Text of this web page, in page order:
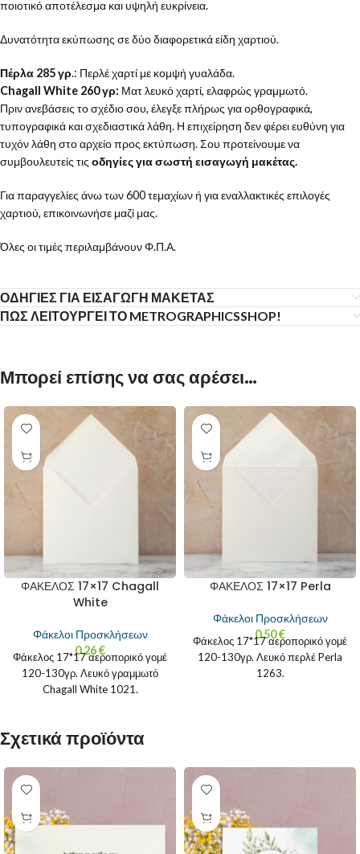
ποιοτικό αποτέλεσμα και υψηλή ευκρίνεια.
Δυνατότητα εκύπωσης σε δύο διαφορετικά είδη χαρτιού.
Πέρλα 285 γρ.: Περλέ χαρτί με κομψή γυαλάδα.
Chagall White 260 γρ: Ματ λευκό χαρτί, ελαφρώς γραμμωτό.
Πριν ανεβάσεις το σχέδιο σου, έλεγξε πλήρως για ορθογραφικά,
τυπογραφικά και σχεδιαστικά λάθη. Η επιχείρηση δεν φέρει ευθύνη για
τυχόν λάθη στο αρχείο προς εκτύπωση. Σου προτείνουμε να
συμβουλευτείς τις οδηγίες για σωστή εισαγωγή μακέτας.
Για παραγγελίες άνω των 600 τεμαχίων ή για εναλλακτικές επιλογές
χαρτιού, επικοινωνήσε μαζί μας.
Όλες οι τιμές περιλαμβάνουν Φ.Π.Α.
ΟΔΗΓΙΕΣ ΓΙΑ ΕΙΣΑΓΩΓΗ ΜΑΚΕΤΑΣ
ΠΩΣ ΛΕΙΤΟΥΡΓΕΙ ΤΟ METROGRAPHICSSHOP!
Μπορεί επίσης να σας αρέσει…
ΦΑΚΕΛΟΣ 17×17 Chagall
White
Φάκελοι Προσκλήσεων
0.26€
Φάκελος 17*17 αεροπορικό γομέ
120-130γρ. Λευκό γραμμωτό
Chagall White 1021.
ΦΑΚΕΛΟΣ 17×17 Perla
Φάκελοι Προσκλήσεων
0.50€
Φάκελος 17*17 αεροπορικό γομέ
120-130γρ. Λευκό περλέ Perla
1263.
Σχετικά προϊόντα